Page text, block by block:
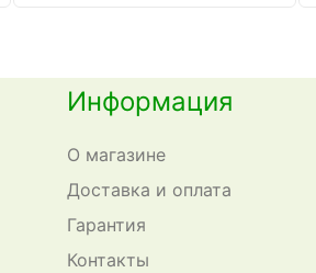
Информация
О магазине
Доставка и оплата
Гарантия
Контакты